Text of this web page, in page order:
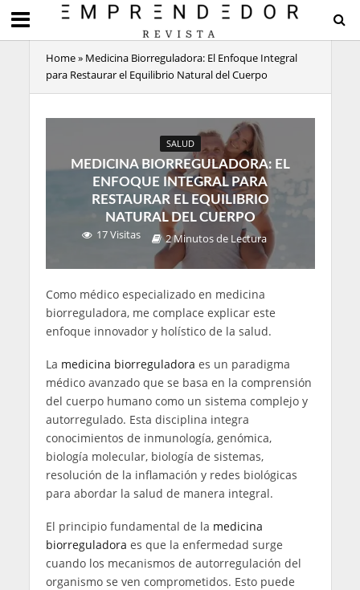
Home» Medicina Biorreguladora: El Enfoque Integral
para Restaurar el Equilibrio Natural del Cuerpo
SALUD
MEDICINA BIORREGULADORA: EL
ENFOQUE INTEGRAL PARA
RESTAURAR EL EQUILIBRIO
NATURAL DEL CUERPO
17 Visitas
2 Minutos de Lectura
Como médico especializado en medicina
biorreguladora, me complace explicar este
enfoque innovador y holístico de la salud.
La medicina biorreguladora es un paradigma
médico avanzado que se basa en la comprensión
del cuerpo humano como un sistema complejo y
autorregulado. Esta disciplina integra
conocimientos de inmunología, genómica,
biología molecular, biología de sistemas,
resolución de la inflamación y redes biológicas
para abordar la salud de manera integral.
El principio fundamental de la medicina
biorreguladora es que la enfermedad surge
cuando los mecanismos de autorregulación del
organismo se ven comprometidos. Esto puede